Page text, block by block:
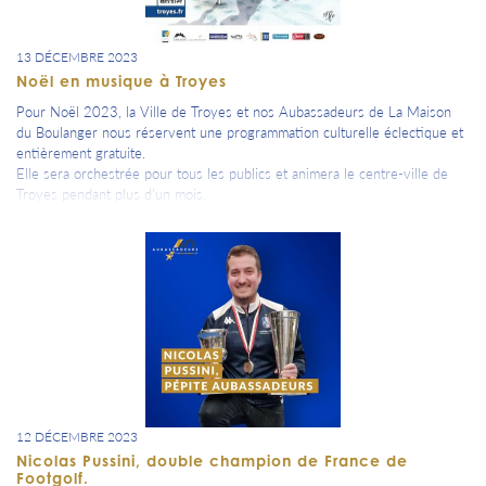
13 DÉCEMBRE 2023
Noël en musique à Troyes
Pour Noël 2023, la Ville de Troyes et nos Aubassadeurs de La Maison
du Boulanger nous réservent une programmation culturelle éclectique et
entièrement gratuite.
Elle sera orchestrée pour tous les publics et animera le centre-ville de
Troyes pendant plus d'un mois.
12 DÉCEMBRE 2023
Nicolas Pussini, double champion de France de
Footgolf.